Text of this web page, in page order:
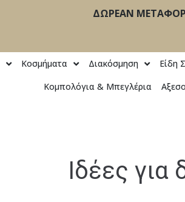
ΔΩΡΕΑΝ
Κοσμήματα Διακόσμηση Είδη
Κομπολόγια & Μπεγλέρια
Ιδέες για